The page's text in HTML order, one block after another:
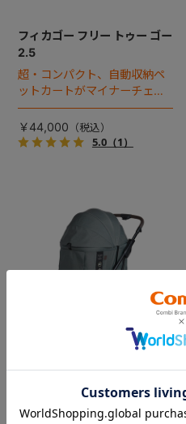
フィカゴー フリー トゥー ゴー
2.5
超・コンパクト、自動収納ペ
ットカートがマイナーチェン
ジ！
￥44,000
5.0（1）
フィカゴー アジャイル 2
『FikaGO（フィカゴー）』か